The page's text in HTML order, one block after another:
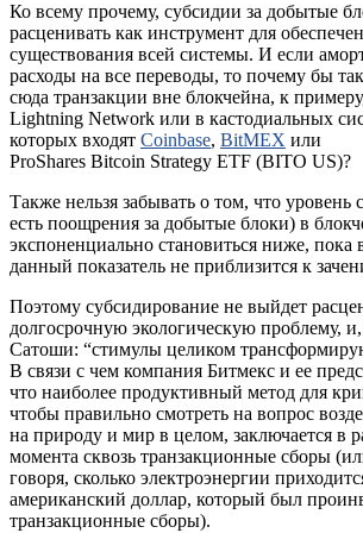
Ко всему прочему, субсидии за добытые
расценивать как инструмент для
существования всей системы. И если
расходы на все переводы, то почему бы
сюда транзакции вне блокчейна, к
Lightning Network или в кастодиальных
которых входят Coinbase, BitMEX или
ProShares Bitcoin Strategy ETF (BITO US)?
Также нельзя забывать о том, что уровень
есть поощрения за добытые блоки) в
экспоненциально становиться ниже, пока
данный показатель не приблизится к
Поэтому субсидирование не выйдет
долгосрочную экологическую проблему,
Сатоши: “стимулы целиком
В связи с чем компания Битмекс и ее
что наиболее продуктивный метод для
чтобы правильно смотреть на вопрос
на природу и мир в целом, заключается в
момента сквозь транзакционные сборы
говоря, сколько электроэнергии
американский доллар, который был
транзакционные сборы).